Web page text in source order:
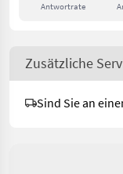
Antwortrate
Zusätzliche
Sind Sie an